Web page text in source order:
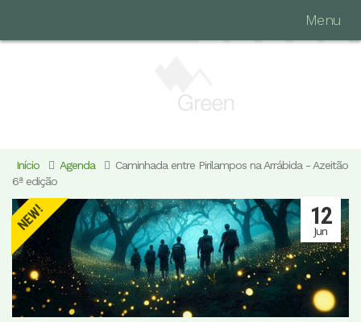
Menu
Início Agenda
Caminhada entre Pirilampos na Arrábida - Azeitão
6ª edição
NEW! 12
Jun